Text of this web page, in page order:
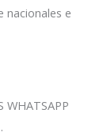
nacionales e
WHATSAPP
.